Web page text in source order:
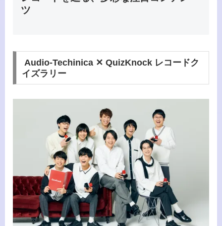
ツ
Audio-Techinica ✕ QuizKnock レコードク
イズラリー